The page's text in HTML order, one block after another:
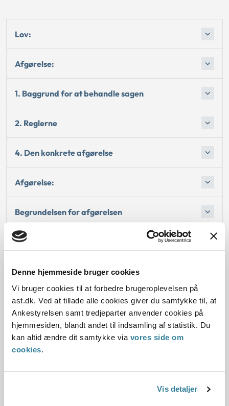
Denne hjemmeside bruger cookies
Vi bruger cookies til at forbedre brugeroplevelsen på
ast.dk. Ved at tillade alle cookies giver du samtykke til, at
Ankestyrelsen samt tredjeparter anvender cookies på
hjemmesiden, blandt andet til indsamling af statistik. Du
kan altid ændre dit samtykke via vores side om
cookies.
Vis detaljer
Lov:
Afgørelse:
1. Baggrund for at behandle sagen
2. Reglerne
4. Den konkrete afgørelse
Afgørelse:
Begrundelsen for afgørelsen
Oplysninger i sagen
Dato for underskrift
28.06.2013
Offentliggørelsesdato